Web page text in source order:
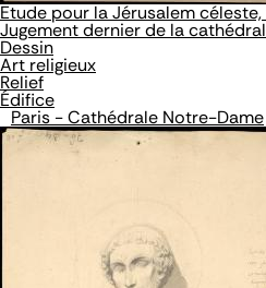
Etude pour la Jérusalem
Jugement dernier de la
Dessin
Art religieux
Relief
Édifice
Paris - Cathédrale Notre-Dame